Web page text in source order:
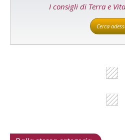
I consigli di Terra e
Cerca